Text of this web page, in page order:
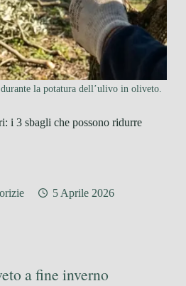
la potatura dell’ulivo in oliveto.
i 3 sbagli che possono ridurre
5 Aprile 2026
a fine inverno